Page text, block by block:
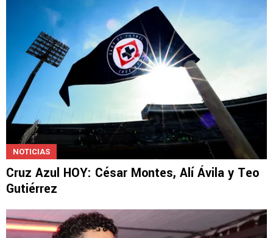
NOTICIAS
Cruz Azul HOY: César Montes, Alí Ávila y Teo
Gutiérrez